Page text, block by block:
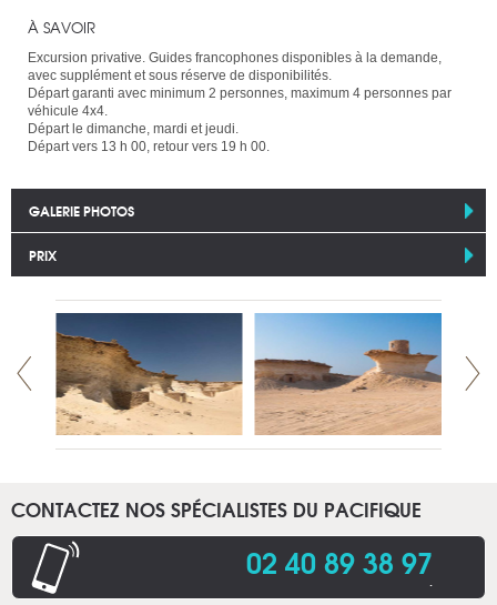
À SAVOIR
Excursion privative. Guides francophones disponibles à la demande,
avec supplément et sous réserve de disponibilités.
Départ garanti avec minimum 2 personnes, maximum 4 personnes par
véhicule 4x4.
Départ le dimanche, mardi et jeudi.
Départ vers 13 h 00, retour vers 19 h 00.
GALERIE PHOTOS
PRIX
CONTACTEZ NOS SPÉCIALISTES DU PACIFIQUE
02 40 89 38 97.